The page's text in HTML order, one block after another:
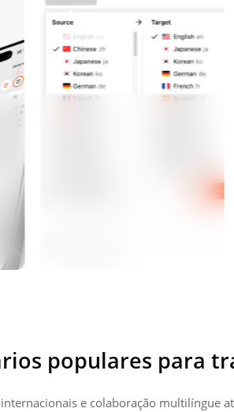
populares para
e colaboração multilíngue